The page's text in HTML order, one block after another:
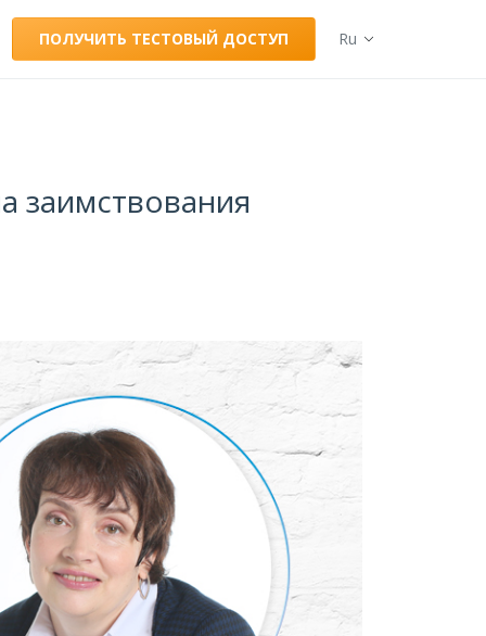
ПОЛУЧИТЬ ТЕСТОВЫЙ ДОСТУП Ru
заимствования